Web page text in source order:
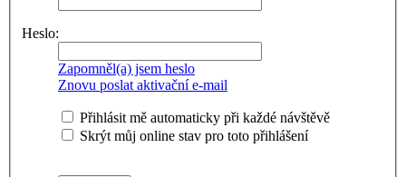
Heslo:
Zapomněl(a) jsem heslo
Znovu poslat aktivační e-mail
Přihlásit mě automaticky při každé návštěvě
Skrýt můj online stav pro toto přihlášení